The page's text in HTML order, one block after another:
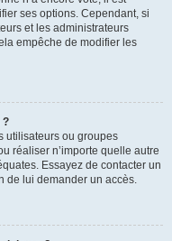
ses options. Cependant, si
et les administrateurs
empêche de modifier les
?
utilisateurs ou groupes
réaliser n’importe quelle autre
Essayez de contacter un
de lui demander un accès.